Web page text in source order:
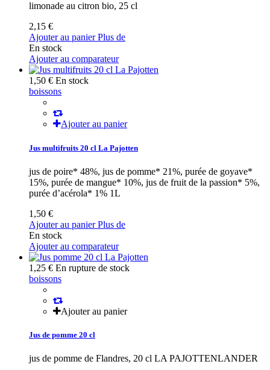
limonade au citron bio, 25 cl
2,15 €
Ajouter au panierPlus de
En stock
Ajouter au comparateur
1,50 € En stock
boissons
Ajouter au panier
Jus multifruits 20 cl La Pajotten
jus de poire* 48%, jus de pomme* 21%, purée de goyave*
15%, purée de mangue* 10%, jus de fruit de la passion* 5%,
purée d’acérola* 1% 1L
1,50 €
Ajouter au panierPlus de
En stock
Ajouter au comparateur
1,25 € En rupture de stock
boissons
Ajouter au panier
Jus de pomme 20 cl
jus de pomme de Flandres, 20 cl LA PAJOTTENLANDER